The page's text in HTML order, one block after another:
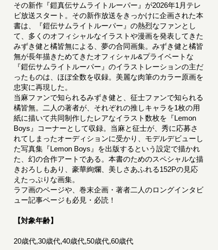
その新作『鎧真伝サムライトルーパー』が2026年1月テレ
ビ放送スタート。その新作放送をきっかけに企画された本
書は、『鎧伝サムライトルーパー』の熱烈なファンとし
て、多くのオフィシャルなイラストや漫画を発表してきた
みずき健と橘皆無による、夢の合同画集。みずき健と橘皆
無が長年描きためてきたオフィシャル&プライベートな
『鎧伝サムライトルーパー』のイラストレーションの主だ
ったものは、ほぼ全数を収録。美麗な肉筆のカラー原画を
忠実に再現した。
当麻ファンで知られるみずき健と、征士ファンで知られる
橘皆無。二人の著者が、それぞれの推しキャラを1枚の用
紙に描いて共同制作したレアなイラスト数枚を『Lemon
Boys』コーナーとして収録。当麻と征士が、秀に応募さ
れてしまったオーディションに受かり、モデルデビューし
た写真集『Lemon Boys』を出版するという設定で描かれ
た、幻の合作アートである。本書のためのスペシャルな描
きおろしもあり、豪華絢爛、美しさあふれる152Pの見応
えたっぷりな画集。
ラフ画のページや、巻末企画・著者二人のロングインタビ
ュー記事ページも必見・必読！
【対象年齢】
20歳代,30歳代,40歳代,50歳代,60歳代